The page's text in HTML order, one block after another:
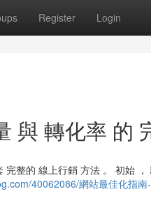
Register Login
與 轉化率 的
整的 線上行銷 方法 。 初始
40062086/網站最佳化指